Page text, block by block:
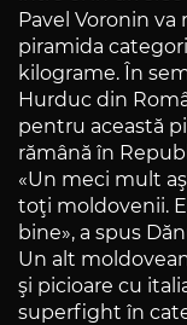
Pavel Voronin
piramida
kilograme. În
Hurduc din
pentru această
rămână în
«Un meci mult
toţi moldovenii.
bine», a spus
Un alt
şi picioare cu
superfight în